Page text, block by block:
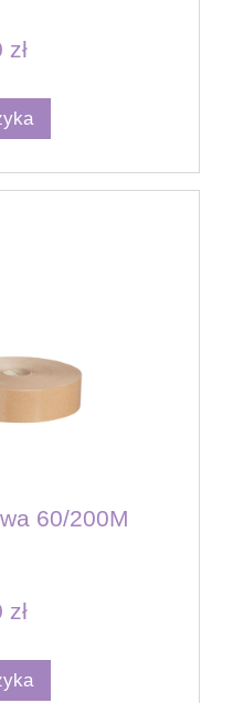
zł
60/200M
zł